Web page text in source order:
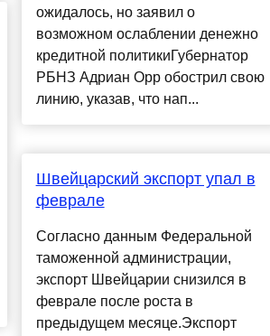
ожидалось, но заявил о
возможном ослаблении денежно
кредитной политикиГубернатор
РБНЗ Адриан Орр обострил свою
линию, указав, что нап...
Швейцарский экспорт упал в
феврале
Согласно данным Федеральной
таможенной администрации,
экспорт Швейцарии снизился в
феврале после роста в
предыдущем месяце.Экспорт